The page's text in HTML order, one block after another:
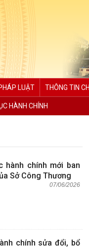
LUẬT THÔNG TIN
HÀNH CHÍNH
hành chính mới ban
Sở Công Thương
07/06/2026
chính sửa đổi, bổ